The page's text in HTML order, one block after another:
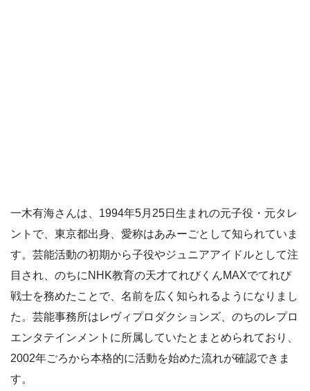
一木有海さんは、1994年5月25日生まれの元子役・元タレ
ントで、東京都出身、愛称はあみーごとして知られていま
す。芸能活動の初期から子役やジュニアアイドルとして注
目され、のちにNHK教育の天才てれびくんMAXでてれび
戦士を務めたことで、名前を広く知られるようになりまし
た。芸能事務所はレヴィプロダクションズ、のちのレプロ
エンタテインメントに所属していたとまとめられており、
2002年ごろから本格的に活動を始めた流れが確認できま
す。